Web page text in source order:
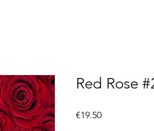
Red Rose
€19.50Price